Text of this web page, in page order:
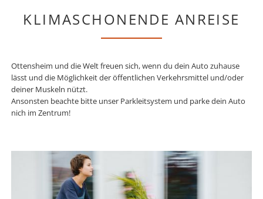
KLIMASCHONENDE ANREISE
Ottensheim und die Welt freuen sich, wenn du dein Auto zuhause
lässt und die Möglichkeit der öffentlichen Verkehrsmittel und/oder
deiner Muskeln nützt.
Ansonsten beachte bitte unser Parkleitsystem und parke dein Auto
nich im Zentrum!